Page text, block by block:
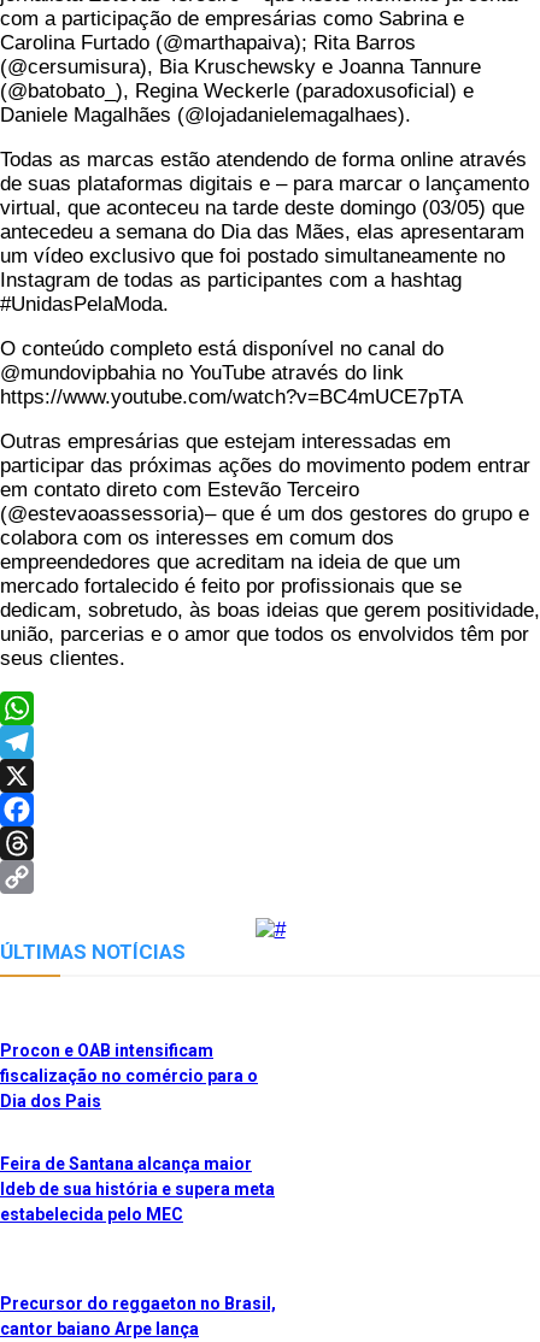
com a participação de empresárias como Sabrina e
Carolina Furtado (@marthapaiva); Rita Barros
(@cersumisura), Bia Kruschewsky e Joanna Tannure
(@batobato_), Regina Weckerle (paradoxusoficial) e
Daniele Magalhães (@lojadanielemagalhaes).
Todas as marcas estão atendendo de forma online através
de suas plataformas digitais e – para marcar o lançamento
virtual, que aconteceu na tarde deste domingo (03/05) que
antecedeu a semana do Dia das Mães, elas apresentaram
um vídeo exclusivo que foi postado simultaneamente no
Instagram de todas as participantes com a hashtag
#UnidasPelaModa.
O conteúdo completo está disponível no canal do
@mundovipbahia no YouTube através do link
https://www.youtube.com/watch?v=BC4mUCE7pTA
Outras empresárias que estejam interessadas em
participar das próximas ações do movimento podem entrar
em contato direto com Estevão Terceiro
(@estevaoassessoria)– que é um dos gestores do grupo e
colabora com os interesses em comum dos
empreendedores que acreditam na ideia de que um
mercado fortalecido é feito por profissionais que se
dedicam, sobretudo, às boas ideias que gerem positividade,
união, parcerias e o amor que todos os envolvidos têm por
seus clientes.
WhatsApp
Telegram
X
Facebook
Threads
Link
ÚLTIMAS NOTÍCIAS
Procon e OAB intensificam
fiscalização no comércio para o
Dia dos Pais
Feira de Santana alcança maior
Ideb de sua história e supera meta
estabelecida pelo MEC
Precursor do reggaeton no Brasil,
cantor baiano Arpe lança